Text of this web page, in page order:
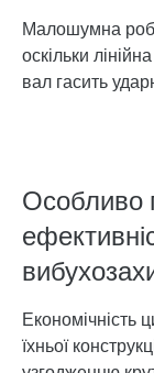
Особливо
Економічність
їхньої
Малошумна
оскільки
вал гасить